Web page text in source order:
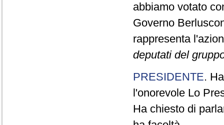
abbiamo votato
Governo
rappresenta
deputati del
PRESIDENTE.
l'onorevole Lo
Ha chiesto di